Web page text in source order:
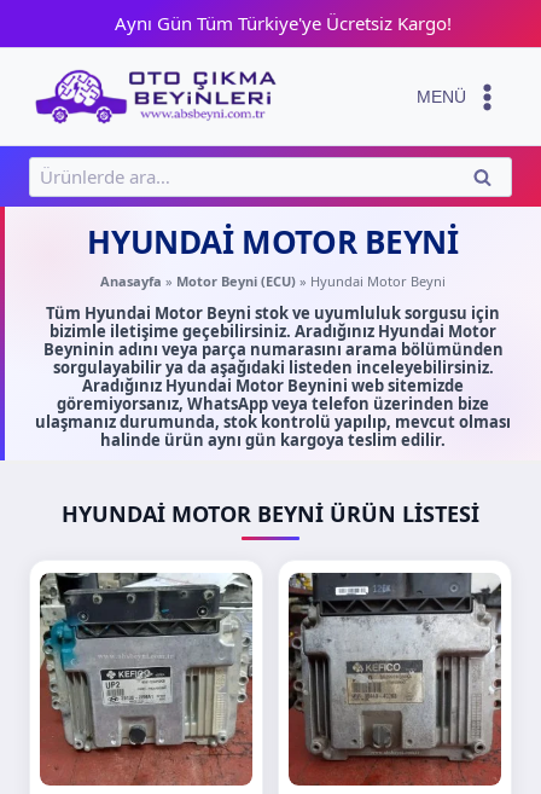
content
Aynı Gün Tüm Türkiye'ye Ücretsiz Kargo!
MENÜ
Ara:
ARA
HYUNDAI MOTOR BEYNI
Anasayfa » Motor Beyni (ECU) » Hyundai Motor Beyni
Tüm Hyundai Motor Beyni stok ve uyumluluk sorgusu için
bizimle iletişime geçebilirsiniz. Aradığınız Hyundai Motor
Beyninin adını veya parça numarasını arama bölümünden
sorgulayabilir ya da aşağıdaki listeden inceleyebilirsiniz.
Aradığınız Hyundai Motor Beynini web sitemizde
göremiyorsanız, WhatsApp veya telefon üzerinden bize
ulaşmanız durumunda, stok kontrolü yapılıp, mevcut olması
halinde ürün aynı gün kargoya teslim edilir.
HYUNDAI MOTOR BEYNI ÜRÜN LISTESI